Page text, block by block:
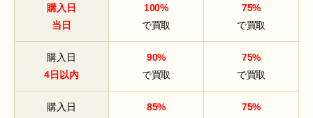
購入日
当日
100%
で買取
75%
で買取
購入日
4日以内
90%
で買取
75%
で買取
購入日
85%
75%